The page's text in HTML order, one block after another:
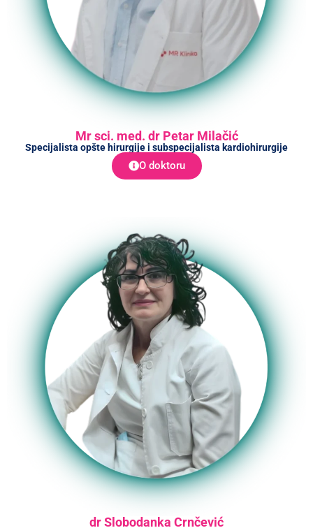
Mr sci. med. dr Petar Milačić
Specijalista opšte hirurgije i subspecijalista kardiohirurgije
O doktoru
dr Slobodanka Crnčević